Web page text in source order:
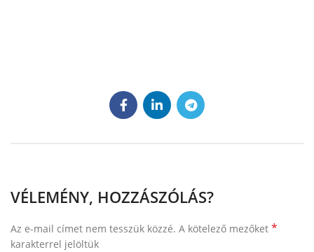
VÉLEMÉNY, HOZZÁSZÓLÁS?
Az e-mail címet nem tesszük közzé. A kötelező mezőket *
karakterrel jelöltük